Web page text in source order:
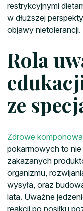
restrykcyjnymi
w dłuższej
objawy nietolerancji.
Rola
ze
Zdrowe
pokarmowych to
zakazanych
organizmu,
wysyła, oraz
lata. Uważne